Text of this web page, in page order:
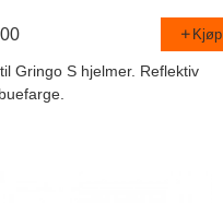
Kjøp
Gringo S hjelmer. Reflektiv